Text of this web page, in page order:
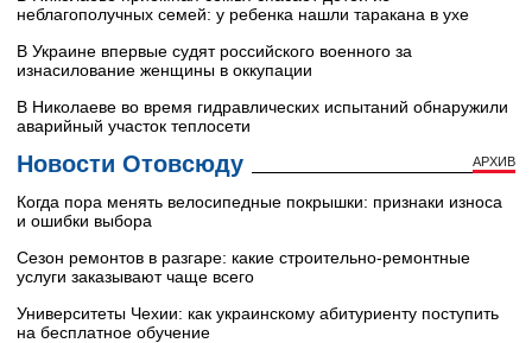
неблагополучных семей: у ребенка нашли таракана в ухе
В Украине впервые судят российского военного за
изнасилование женщины в оккупации
В Николаеве во время гидравлических испытаний обнаружили
аварийный участок теплосети
Новости Отовсюду АРХИВ
Когда пора менять велосипедные покрышки: признаки износа
и ошибки выбора
Сезон ремонтов в разгаре: какие строительно-ремонтные
услуги заказывают чаще всего
Университеты Чехии: как украинскому абитуриенту поступить
на бесплатное обучение